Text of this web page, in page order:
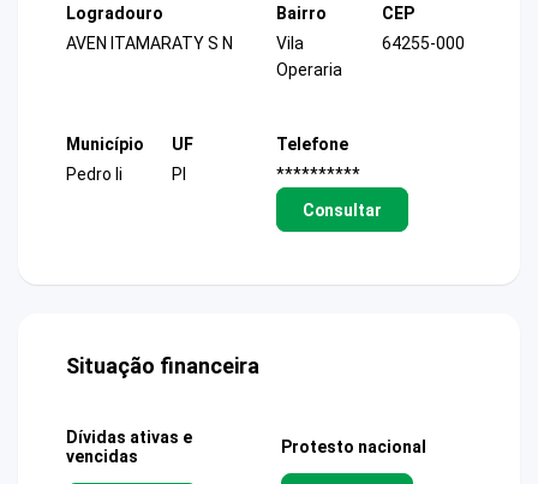
Logradouro
AVEN ITAMARATY S N
Bairro
Vila
Operaria
CEP
64255-000
Município
Pedro Ii
UF
PI
Telefone
**********
Consultar
Situação financeira
Dívidas ativas e
vencidas
Protesto nacional